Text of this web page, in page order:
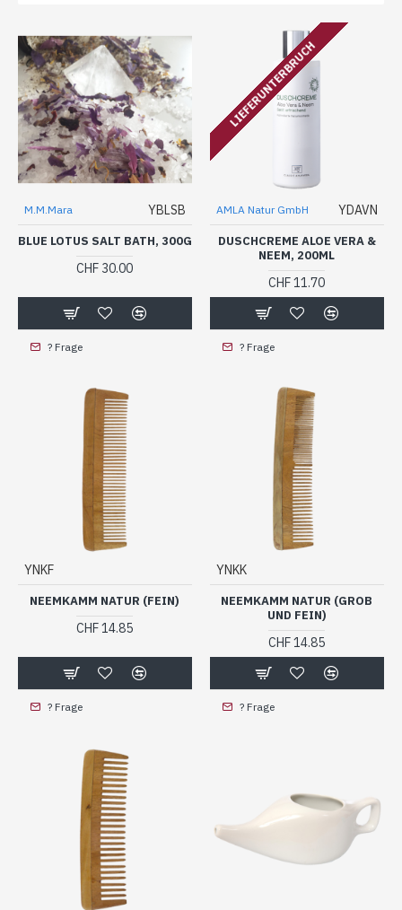
M.M.Mara YBLSB
BLUE LOTUS SALT BATH, 300G
CHF 30.00
? Frage
LIEFERUNTERBRUCH
AMLA Natur GmbH YDAVN
DUSCHCREME ALOE VERA &
NEEM, 200ML
CHF 11.70
? Frage
YNKF
NEEMKAMM NATUR (FEIN)
CHF 14.85
? Frage
YNKK
NEEMKAMM NATUR (GROB
UND FEIN)
CHF 14.85
? Frage